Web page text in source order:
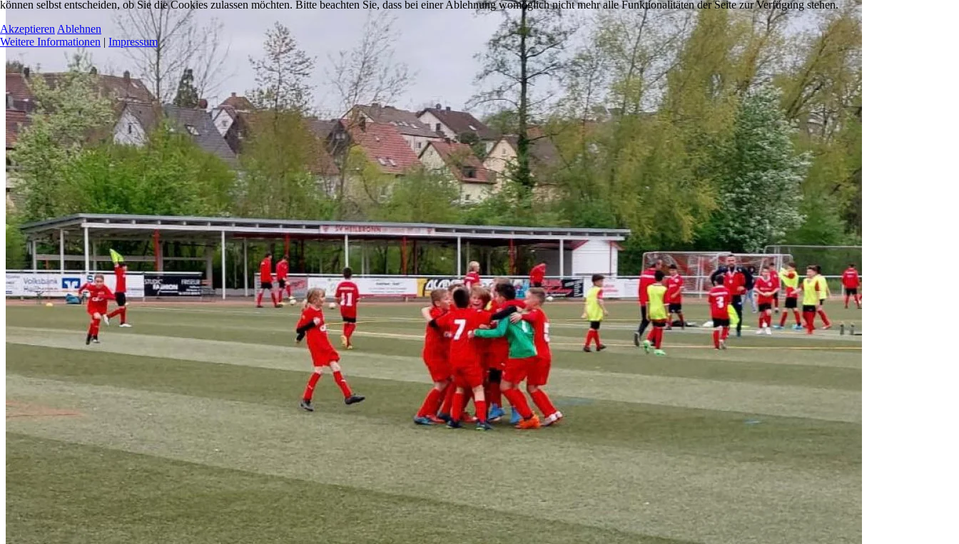
können selbst entscheiden, ob Sie die Cookies zulassen möchten. Bitte beachten Sie, dass bei einer Ablehnung womöglich nicht mehr alle Funktionalitäten der Seite zur Verfügung stehen.
Akzeptieren Ablehnen
Weitere Informationen | Impressum